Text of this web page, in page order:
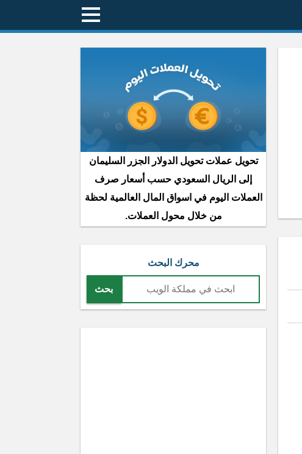
تحويل عملات تحويل الدولار الجزر السليمان
إلى الريال السعودي حسب أسعار صرف
العملات اليوم في اسواق المال العالمية لحظة
من خلال محول العملات.
محرك البحث
بحث